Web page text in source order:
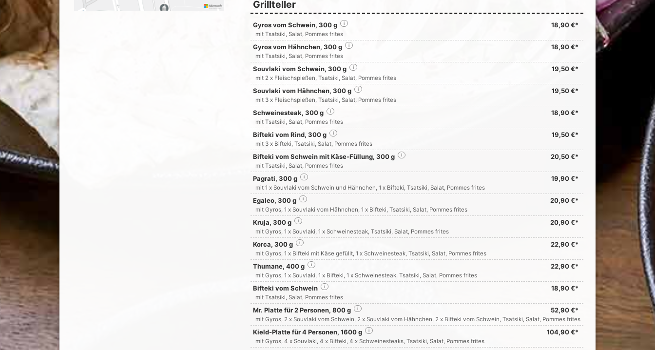
Grillteller
Gyros vom Schwein, 300 g 18,90 €*
i
mit Tsatsiki, Salat, Pommes frites
Gyros vom Hähnchen, 300 g 18,90 €*
i
mit Tsatsiki, Salat, Pommes frites
Souvlaki vom Schwein, 300 g 19,50 €*
i
mit 2 x Fleischspießen, Tsatsiki, Salat, Pommes frites
Souvlaki vom Hähnchen, 300 g 19,50 €*
i
mit 3 x Fleischspießen, Tsatsiki, Salat, Pommes frites
Schweinesteak, 300 g 18,90 €*
i
mit Tsatsiki, Salat, Pommes frites
Bifteki vom Rind, 300 g 19,50 €*
i
mit 3 x Bifteki, Tsatsiki, Salat, Pommes frites
Bifteki vom Schwein mit Käse-Füllung, 300 g 20,50 €*
i
mit Tsatsiki, Salat, Pommes frites
Pagrati, 300 g 19,90 €*
i
mit 1 x Souvlaki vom Schwein und Hähnchen, 1 x Bifteki, Tsatsiki, Salat, Pommes frites
Egaleo, 300 g 20,90 €*
i
mit Gyros, 1 x Souvlaki vom Hähnchen, 1 x Bifteki, Tsatsiki, Salat, Pommes frites
Kruja, 300 g 20,90 €*
i
mit Gyros, 1 x Souvlaki, 1 x Schweinesteak, Tsatsiki, Salat, Pommes frites
Korca, 300 g 22,90 €*
i
mit Gyros, 1 x Bifteki mit Käse gefüllt, 1 x Schweinesteak, Tsatsiki, Salat, Pommes frites
Thumane, 400 g 22,90 €*
i
mit Gyros, 1 x Souvlaki, 1 x Bifteki, 1 x Schweinesteak, Tsatsiki, Salat, Pommes frites
Bifteki vom Schwein 18,90 €*
i
mit Tsatsiki, Salat, Pommes frites
Mr. Platte für 2 Personen, 800 g 52,90 €*
i
mit Gyros, 2 x Souvlaki vom Schwein, 2 x Souvlaki vom Hähnchen, 2 x Bifteki vom Schwein, Tsatsiki, Salat, Pommes frites
Kield-Platte für 4 Personen, 1600 g 104,90 €*
i
mit Gyros, 4 x Souvlaki, 4 x Bifteki, 4 x Schweinesteaks, Tsatsiki, Salat, Pommes frites